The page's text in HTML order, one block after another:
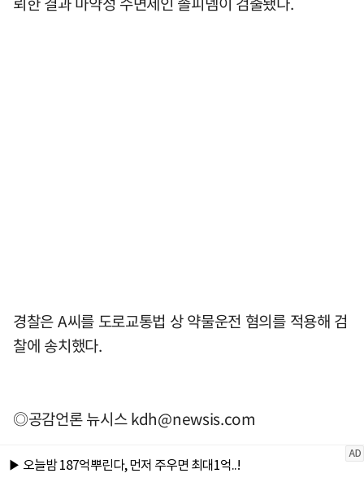
경찰은 A씨를 도로교통법 상 약물운전 혐의를 적용해 검
찰에 송치했다.
◎공감언론 뉴시스kdh@newsis.com